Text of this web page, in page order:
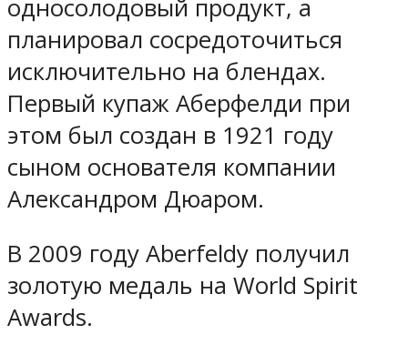
односолодовый продукт, а
планировал сосредоточиться
исключительно на блендах.
Первый купаж Аберфелди при
этом был создан в 1921 году
сыном основателя компании
Александром Дюаром.
В 2009 году Aberfeldy получил
золотую медаль на World Spirit
Awards.